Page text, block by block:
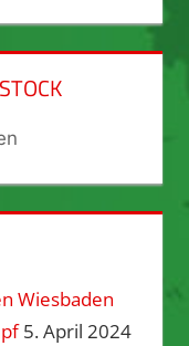
Wiesbaden
5. April 2024